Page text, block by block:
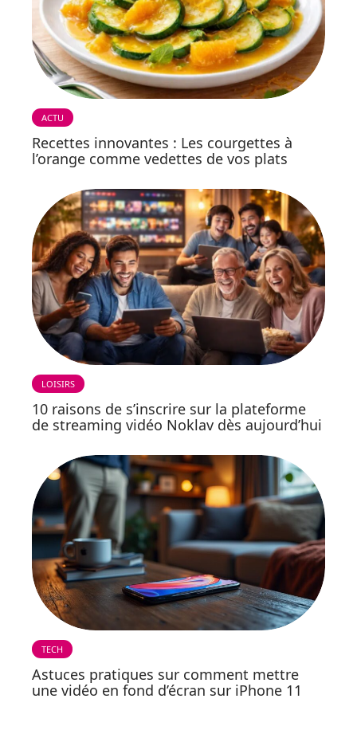
ACTU
Recettes innovantes : Les courgettes à
l’orange comme vedettes de vos plats
LOISIRS
10 raisons de s’inscrire sur la plateforme
de streaming vidéo Noklav dès aujourd’hui
TECH
Astuces pratiques sur comment mettre
une vidéo en fond d’écran sur iPhone 11